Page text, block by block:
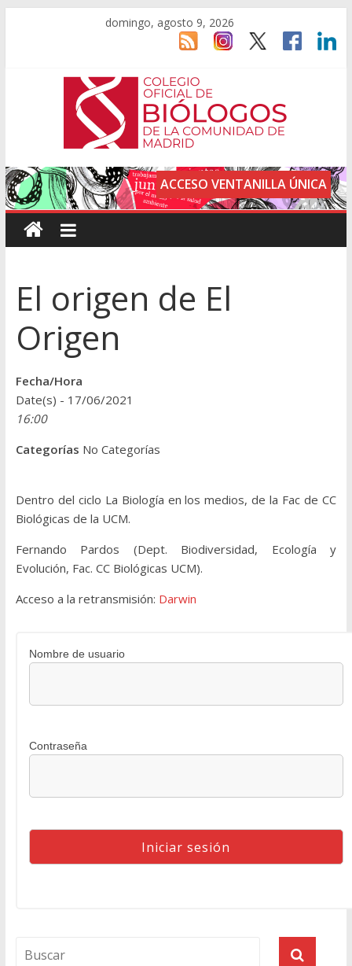
domingo, agosto 9, 2026
ACCESO VENTANILLA ÚNICA
El origen de El
Origen
Fecha/Hora
Date(s) - 17/06/2021
16:00
Categorías No Categorías
Dentro del ciclo La Biología en los medios, de la Fac de CC
Biológicas de la UCM.
Fernando Pardos (Dept. Biodiversidad, Ecología y
Evolución, Fac. CC Biológicas UCM).
Acceso a la retransmisión: Darwin
Nombre de usuario
Contraseña